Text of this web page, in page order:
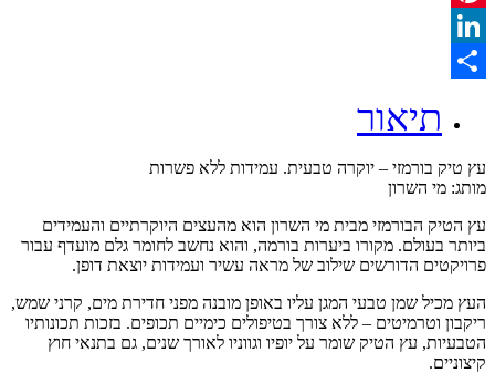
Pinterest
LinkedIn
תיאור
עץ טיק בורמזי – יוקרה טבעית. עמידות ללא פשרות
מותג: מי השרון
עץ הטיק הבורמזי מבית מי השרון הוא מהעצים היוקרתיים והעמידים
ביותר בעולם. מקורו ביערות בורמה, והוא נחשב לחומר גלם מועדף עבור
פרויקטים הדורשים שילוב של מראה עשיר ועמידות יוצאת דופן.
העץ מכיל שמן טבעי המגן עליו באופן מובנה מפני חדירת מים, קרני שמש,
ריקבון וטרמיטים – ללא צורך בטיפולים כימיים תכופים. בזכות תכונותיו
הטבעיות, עץ הטיק שומר על יופיו וגווניו לאורך שנים, גם בתנאי חוץ
קיצוניים.